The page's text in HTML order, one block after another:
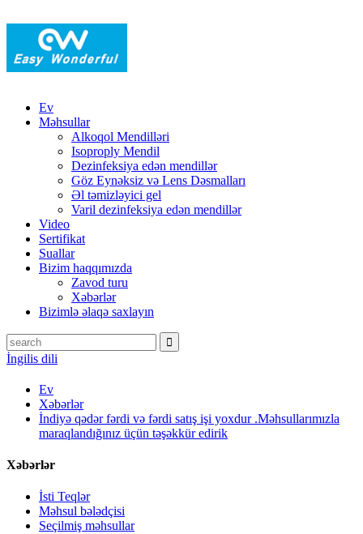
Ev
Məhsullar
Alkoqol Mendilləri
Isoproply Mendil
Dezinfeksiya edən mendillər
Göz Eynəksiz və Lens Dəsmalları
Əl təmizləyici gel
Varil dezinfeksiya edən mendillər
Video
Sertifikat
Suallar
Bizim haqqımızda
Zavod turu
Xəbərlər
Bizimlə əlaqə saxlayın
İngilis dili
Ev
Xəbərlər
İndiyə qədər fərdi və fərdi satış işi yoxdur .Məhsullarımızla
maraqlandığınız üçün təşəkkür edirik
Xəbərlər
İsti Teqlər
Məhsul bələdçisi
Seçilmiş məhsullar